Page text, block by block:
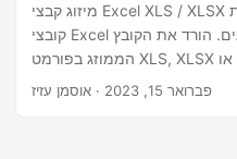
מיזוג קבצי Excel XLS / XLSX שלך באינטרנט בחינם. שלב בקלות
קובצי Excel מרובים לקובץ בודד בכמה שלבים. הורד את הקובץ
פברואר 15, 2023 · אוסמן עזיז